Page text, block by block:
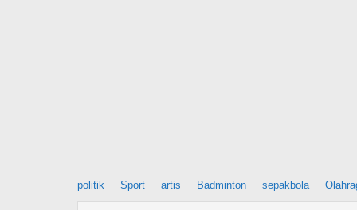
politik Sport artis Badminton sepakbola